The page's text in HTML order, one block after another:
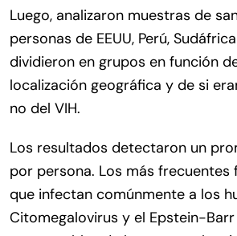
Luego, analizaron muestras de
personas de EEUU, Perú,
dividieron en grupos en función
localización geográfica y de si
no del VIH.
Los resultados detectaron un
por persona. Los más frecuentes
que infectan comúnmente a los
Citomegalovirus y el Epstein-